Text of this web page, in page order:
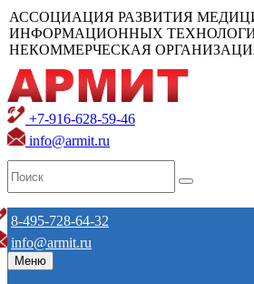
АССОЦИАЦИЯ РАЗВИТИЯ
ИНФОРМАЦИОННЫХ
НЕКОММЕРЧЕСКАЯ
+7-916-628-59-46
info@armit.ru
8-495-728-64-32
info@armit.ru
Меню